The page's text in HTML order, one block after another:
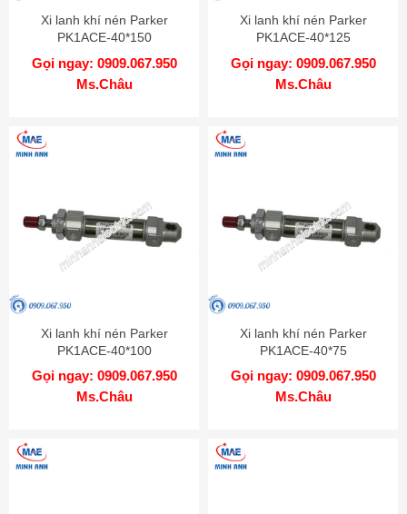
Xi lanh khí nén Parker
PK1ACE-40*150
Gọi ngay: 0909.067.950
Ms.Châu
Xi lanh khí nén Parker
PK1ACE-40*125
Gọi ngay: 0909.067.950
Ms.Châu
Xi lanh khí nén Parker
PK1ACE-40*100
Gọi ngay: 0909.067.950
Ms.Châu
Xi lanh khí nén Parker
PK1ACE-40*75
Gọi ngay: 0909.067.950
Ms.Châu